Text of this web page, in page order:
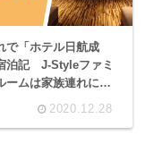
で「ホテル日航成
泊記 J-Styleファミ
ームは家族連れに最
2020.12.28